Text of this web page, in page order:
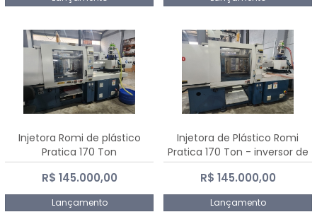
Injetora Romi de plástico
Pratica 170 Ton
R$ 145.000,00
Lançamento
Injetora de Plástico Romi
Pratica 170 Ton - inversor de
frequência NR 12
R$ 145.000,00
Lançamento